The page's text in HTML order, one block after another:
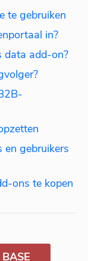
te gebruiken
in?
data add-on?
en gebruikers
ons te kopen